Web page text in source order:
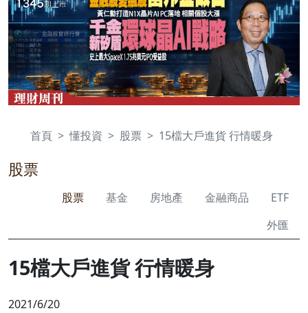
首頁 懂投資 股票 15檔大戶進貨 行情暖身
股票
股票 基金 房地產 金融商品
ETF
外匯
15檔大戶進貨 行情暖身
2021/6/20